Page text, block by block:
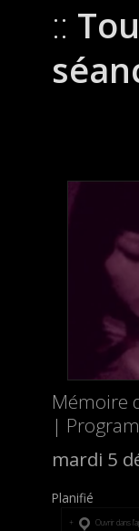
Mémoire
|
mardi 5
Planifié
Ouvrir dans